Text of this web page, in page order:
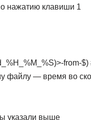
нажатию клавиши 1
from-
— время во
указали выше